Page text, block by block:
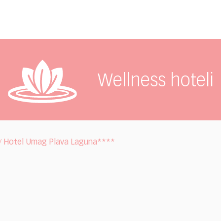
Wellness hoteli
Hotel Umag Plava Laguna****